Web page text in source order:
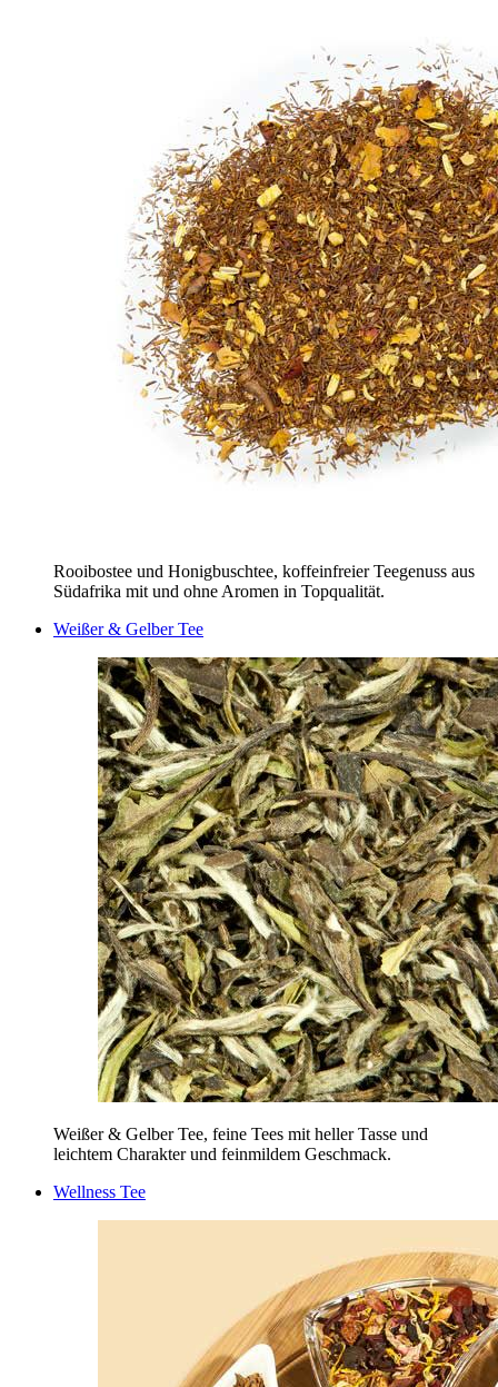
Rooibostee und Honigbuschtee, koffeinfreier Teegenuss aus
Südafrika mit und ohne Aromen in Topqualität.
Weißer & Gelber Tee
Weißer & Gelber Tee, feine Tees mit heller Tasse und
leichtem Charakter und feinmildem Geschmack.
Wellness Tee